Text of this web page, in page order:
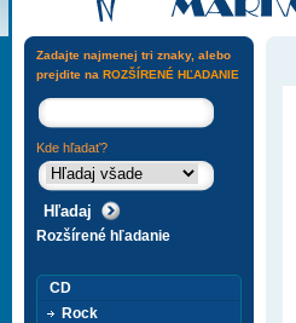
Zadajte najmenej tri znaky, alebo
prejdite na ROZŠÍRENÉ HĽADANIE
Kde hľadať?
Rozšírené hľadanie
CD
Rock